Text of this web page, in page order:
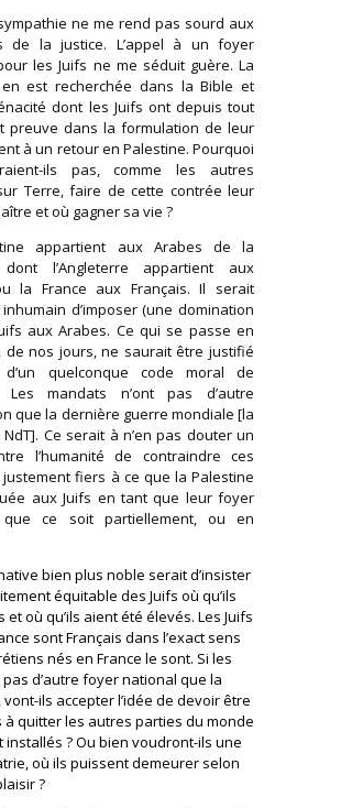
ne me rend pas sourd aux
de la justice. L’appel à un foyer
les Juifs ne me séduit guère. La
en est recherchée dans la Bible et
dont les Juifs ont depuis tout
preuve dans la formulation de leur
à un retour en Palestine. Pourquoi
ils pas, comme les autres
Terre, faire de cette contrée leur
et où gagner sa vie ?
appartient aux Arabes de la
l’Angleterre appartient aux
la France aux Français. Il serait
d’imposer (une domination
aux Arabes. Ce qui se passe en
de nos jours, ne saurait être justifié
quelconque code moral de
Les mandats n’ont pas d’autre
que la dernière guerre mondiale [la
NdT]. Ce serait à n’en pas douter un
l’humanité de contraindre ces
fiers à ce que la Palestine
aux Juifs en tant que leur foyer
que ce soit partiellement, ou en
bien plus noble serait d’insister
équitable des Juifs où qu’ils
et où qu’ils aient été élevés. Les Juifs
sont Français dans l’exact sens
nés en France le sont. Si les
pas d’autre foyer national que la
ils accepter l’idée de devoir être
à quitter les autres parties du monde
installés ? Ou bien voudront-ils une
où ils puissent demeurer selon
?